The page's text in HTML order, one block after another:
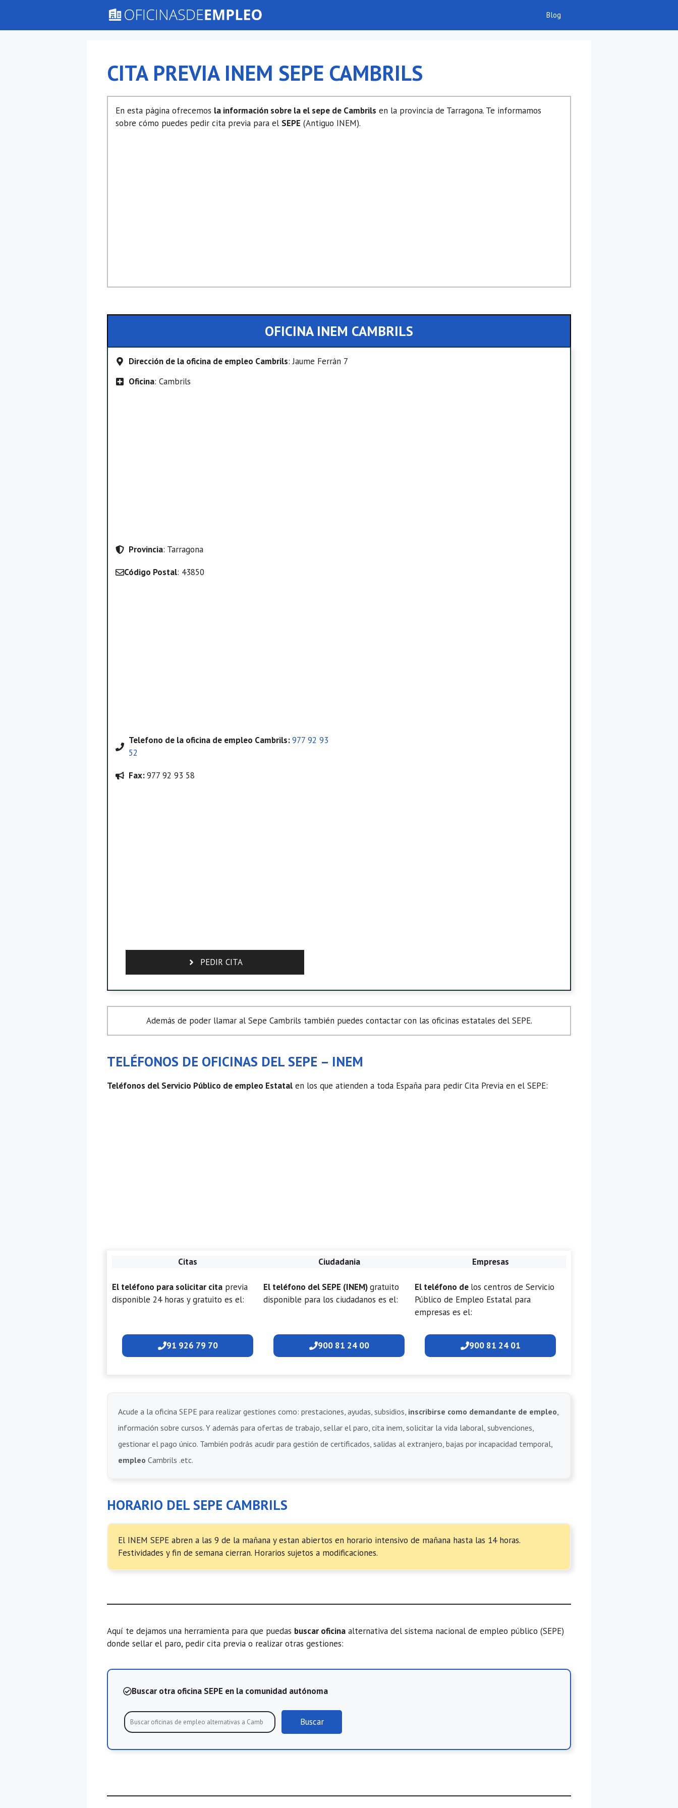
contenido
Blog
CITA PREVIA INEM SEPE CAMBRILS
En esta página ofrecemos la información sobre la el sepe de Cambrils en la provincia de Tarragona. Te informamos
sobre cómo puedes pedir cita previa para el SEPE (Antiguo INEM).
OFICINA INEM CAMBRILS
Dirección de la oficina de empleo Cambrils: Jaume Ferrán 7
Oficina: Cambrils
Provincia: Tarragona
Código Postal: 43850
Telefono de la oficina de empleo Cambrils:977 92 93
52
Fax:977 92 93 58
PEDIR CITA
Además de poder llamar al Sepe Cambrils también puedes contactar con las oficinas estatales del SEPE.
TELÉFONOS DE OFICINAS DEL SEPE – INEM
Teléfonos del Servicio Público de empleo Estatal en los que atienden a toda España para pedir Cita Previa en el SEPE:
Citas
El teléfono para solicitar cita previa
disponible 24 horas y gratuito es el:
91 926 79 70
Ciudadania
El teléfono del SEPE (INEM)gratuito
disponible para los ciudadanos es el:
900 81 24 00
Empresas
El teléfono de los centros de Servicio
Público de Empleo Estatal para
empresas es el:
900 81 24 01
Acude a la oficina SEPE para realizar gestiones como: prestaciones, ayudas, subsidios, inscribirse como demandante de empleo,
información sobre cursos. Y además para ofertas de trabajo, sellar el paro, cita inem, solicitar la vida laboral, subvenciones,
gestionar el pago único. También podrás acudir para gestión de certificados, salidas al extranjero, bajas por incapacidad temporal,
empleo Cambrils .etc.
HORARIO DEL SEPE CAMBRILS
El INEM SEPE abren a las 9 de la mañana y estan abiertos en horario intensivo de mañana hasta las 14 horas.
Festividades y fin de semana cierran. Horarios sujetos a modificaciones.
Aquí te dejamos una herramienta para que puedas buscar oficina alternativa del sistema nacional de empleo público (SEPE)
donde sellar el paro, pedir cita previa o realizar otras gestiones:
Buscar otra oficina SEPE en la comunidad autónoma
Buscar